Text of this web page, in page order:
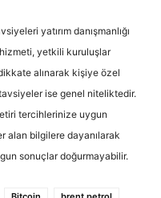
yatırım danışmanlığı
hizmeti, yetkili kuruluşlar
alınarak kişiye özel
ise genel niteliktedir.
tercihlerinize uygun
alan bilgilere dayanılarak
sonuçlar doğurmayabilir.